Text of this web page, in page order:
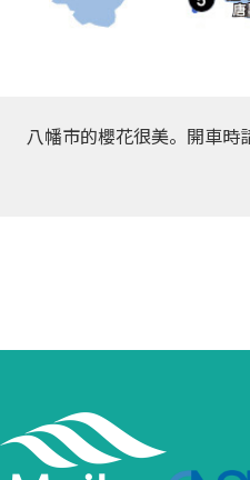
八幡市的櫻花很美。開車時